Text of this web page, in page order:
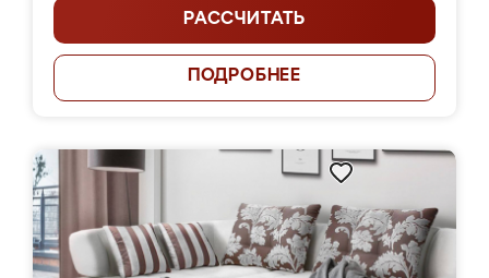
РАССЧИТАТЬ
ПОДРОБНЕЕ